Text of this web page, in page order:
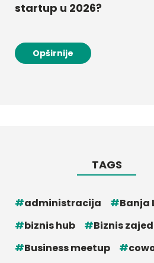
startup u 2026?
Opširnije
TAGS
administracija
Banja
biznis hub
Biznis
Business meetup